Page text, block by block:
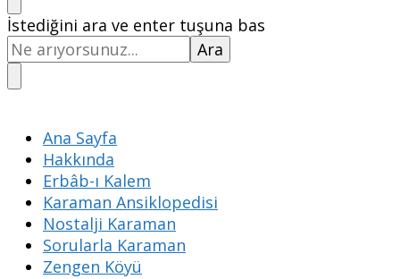
Bir
şey
mi
arıyorsunuz?
İstediğini ara ve enter tuşuna bas
Ana Sayfa
Hakkında
Erbâb-ı Kalem
Karaman Ansiklopedisi
Nostalji Karaman
Sorularla Karaman
Zengen Köyü